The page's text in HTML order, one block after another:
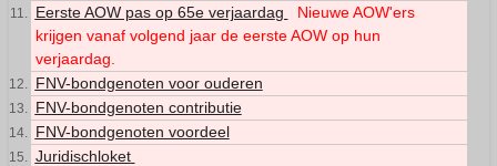
Eerste AOW pas op 65e verjaardag
Nieuwe AOW'ers
krijgen vanaf volgend jaar de eerste AOW op hun
verjaardag.
FNV-bondgenoten voor ouderen
FNV-bondgenoten contributie
FNV-bondgenoten voordeel
Juridischloket